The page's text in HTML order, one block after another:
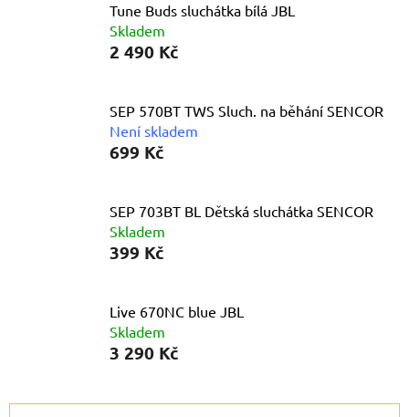
Tune Buds sluchátka bílá JBL
Skladem
2 490 Kč
SEP 570BT TWS Sluch. na běhání SENCOR
Není skladem
699 Kč
SEP 703BT BL Dětská sluchátka SENCOR
Skladem
399 Kč
Live 670NC blue JBL
Skladem
3 290 Kč